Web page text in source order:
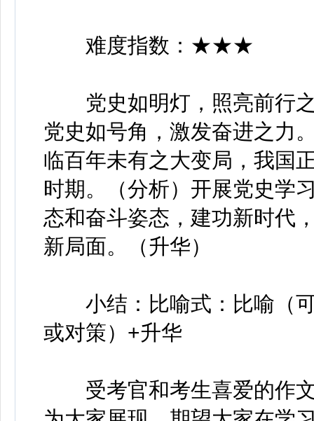
难度指数：★★★
党史如明灯，照亮前行之
党史如号角，激发奋进之力
临百年未有之大变局，我国
时期。（分析）开展党史学
态和奋斗姿态，建功新时代
新局面。（升华）
小结：比喻式：比喻（可
或对策）+升华
受考官和考生喜爱的作文